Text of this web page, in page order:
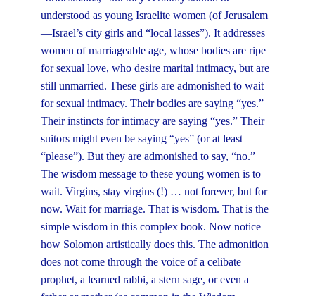
understood as young Israelite women (of Jerusalem
—Israel’s city girls and “local lasses”). It addresses
women of marriageable age, whose bodies are ripe
for sexual love, who desire marital intimacy, but are
still unmarried. These girls are admonished to wait
for sexual intimacy. Their bodies are saying “yes.”
Their instincts for intimacy are saying “yes.” Their
suitors might even be saying “yes” (or at least
“please”). But they are admonished to say, “no.”
The wisdom message to these young women is to
wait. Virgins, stay virgins (!) … not forever, but for
now. Wait for marriage. That is wisdom. That is the
simple wisdom in this complex book. Now notice
how Solomon artistically does this. The admonition
does not come through the voice of a celibate
prophet, a learned rabbi, a stern sage, or even a